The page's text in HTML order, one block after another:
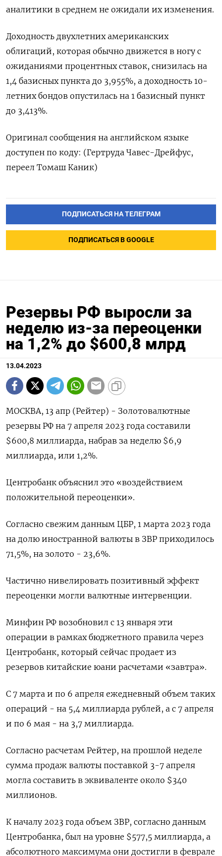
аналитики в среднем не ожидали их изменения.
Доходность двухлетних американских
облигаций, которая обычно движется в ногу с
ожиданиями процентных ставок, снизилась на
1,4 базисных пункта до 3,955%, а доходность 10-
летних бондов опустилась на 1 базисный пункт
до 3,413%.
Оригинал сообщения на английском языке
доступен по коду: (Гертруда Чавес-Дрейфус,
переел Томаш Каник)
ПОДПИСАТЬСЯ НА ТЕЛЕГРАМ
ПОДПИСАТЬСЯ В GOOGLE
Резервы РФ выросли за
неделю из-за переоценки
на 1,2% до $600,8 млрд
13.04.2023
МОСКВА, 13 апр (Рейтер) - Золотовалютные
резервы РФ на 7 апреля 2023 года составили
$600,8 миллиарда, набрав за неделю $6,9
миллиарда, или 1,2%.
Центробанк объяснил это «воздействием
положительной переоценки».
Согласно свежим данным ЦБР, 1 марта 2023 года
на долю иностранной валюты в ЗВР приходилось
71,5%, на золото - 23,6%.
Частично нивелировать позитивный эффект
переоценки могли валютные интервенции.
Минфин РФ возобновил с 13 января эти
операции в рамках бюджетного правила через
Центробанк, который сейчас продает из
резервов китайские юани расчетами «завтра».
С 7 марта и по 6 апреля ежедневный объем таких
операций - на 5,4 миллиарда рублей, а с 7 апреля
и по 6 мая - на 3,7 миллиарда.
Согласно расчетам Рейтер, на прошлой неделе
сумма продаж валюты поставкой 3-7 апреля
могла составить в эквиваленте около $340
миллионов.
К началу 2023 года объем ЗВР, согласно данным
Центробанка, был на уровне $577,5 миллиарда, а
абсолютного максимума они достигли в феврале